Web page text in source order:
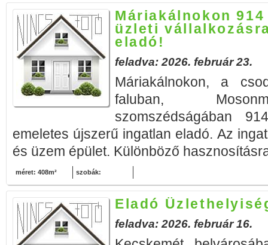
Máriakálnokon
üzleti
eladó!
feladva: 2026. február 23.
Máriakálnokon, a
faluban,
szomszédságában
emeletes újszerű ingatlan eladó. Az
és üzem épület. Különböző
méret: 408m² szobák:
Eladó
feladva: 2026. február 16.